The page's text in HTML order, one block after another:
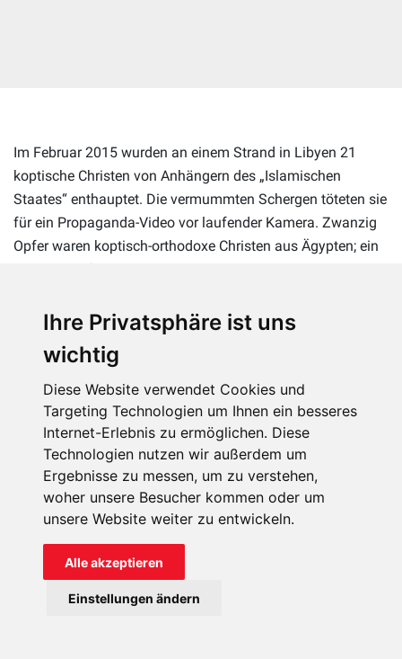
Ihre Privatsphäre ist uns
wichtig
Diese Website verwendet Cookies und
Targeting Technologien um Ihnen ein besseres
Internet-Erlebnis zu ermöglichen. Diese
Technologien nutzen wir außerdem um
Ergebnisse zu messen, um zu verstehen,
woher unsere Besucher kommen oder um
unsere Website weiter zu entwickeln.
Alle akzeptieren
Einstellungen ändern
Im Februar 2015 wurden an einem Strand in Libyen 21
koptische Christen von Anhängern des „Islamischen
Staates“ enthauptet. Die vermummten Schergen töteten sie
für ein Propaganda-Video vor laufender Kamera. Zwanzig
Opfer waren koptisch-orthodoxe Christen aus Ägypten; ein
orthodoxen Kirche zu Märtyrern erklärt worden. Es gibt eine
Ikone, die ihr Martyrium zeigt. Mittlerweile gibt es in der
Gedenken gewidmet ist. Eine Ausstellung dokumentiert die
Geschehnisse ihres gewaltsamen Todes.